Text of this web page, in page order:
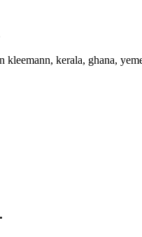
kleemann, kerala, ghana,